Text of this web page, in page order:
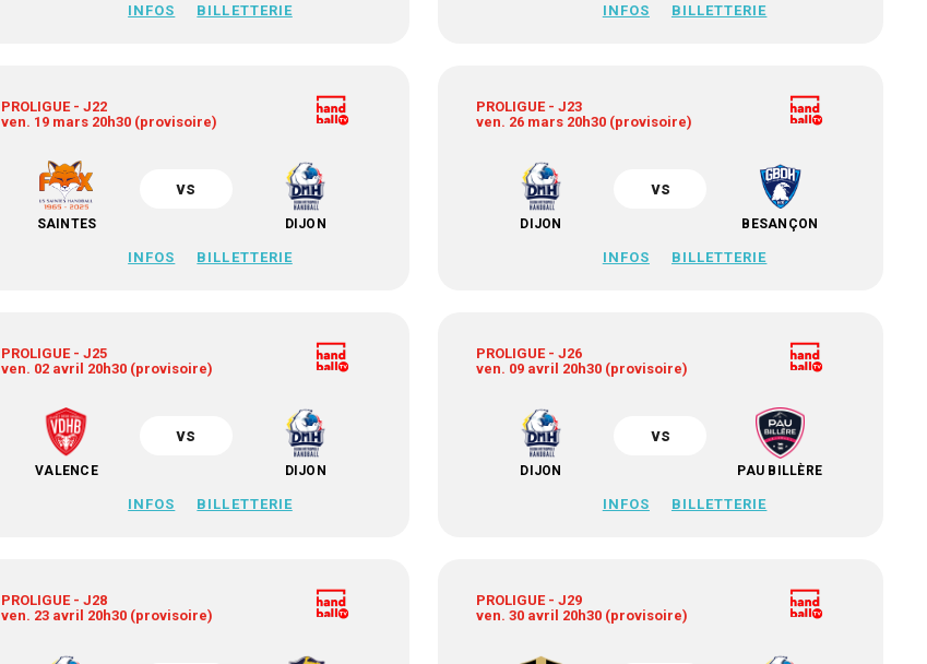
INFOS BILLETTERIE INFOS BILLETTERIE
PROLIGUE - J22
ven. 19 mars 20h30 (provisoire)
SAINTES
vs
DIJON
INFOS BILLETTERIE
PROLIGUE - J23
ven. 26 mars 20h30 (provisoire)
DIJON
vs
BESANÇON
INFOS BILLETTERIE
PROLIGUE - J25
ven. 02 avril 20h30 (provisoire)
VALENCE
vs
DIJON
INFOS BILLETTERIE
PROLIGUE - J26
ven. 09 avril 20h30 (provisoire)
DIJON
vs
PAU BILLÈRE
INFOS BILLETTERIE
PROLIGUE - J28
ven. 23 avril 20h30 (provisoire)
PROLIGUE - J29
ven. 30 avril 20h30 (provisoire)